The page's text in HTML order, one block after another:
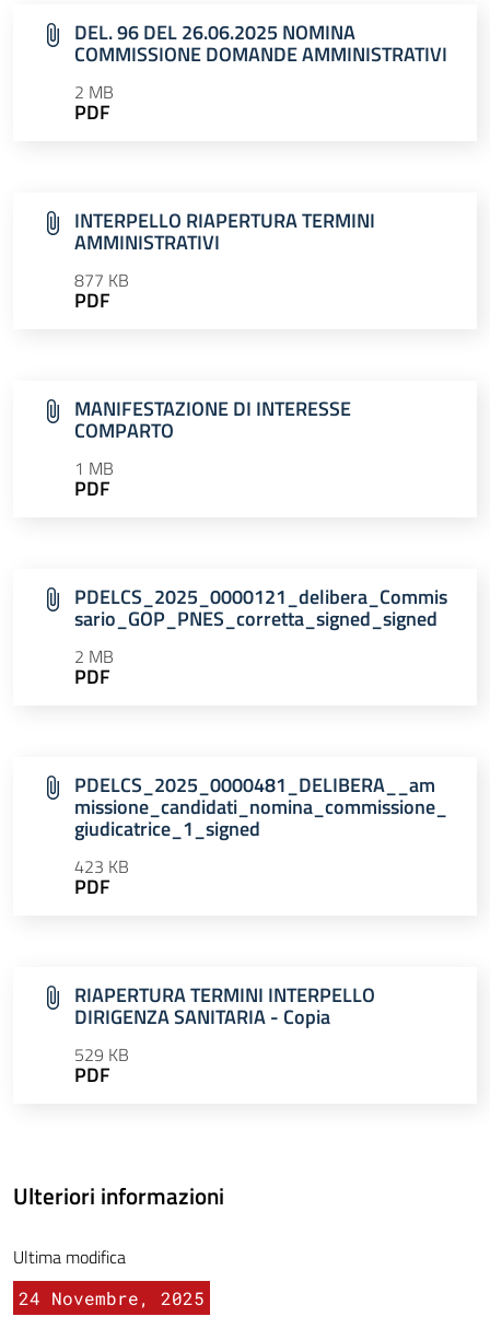
DEL. 96 DEL 26.06.2025 NOMINA
COMMISSIONE DOMANDE AMMINISTRATIVI
2 MB
PDF
INTERPELLO RIAPERTURA TERMINI
AMMINISTRATIVI
877 KB
PDF
MANIFESTAZIONE DI INTERESSE
COMPARTO
1 MB
PDF
PDELCS_2025_0000121_delibera_Commis
sario_GOP_PNES_corretta_signed_signed
2 MB
PDF
PDELCS_2025_0000481_DELIBERA__am
missione_candidati_nomina_commissione_
giudicatrice_1_signed
423 KB
PDF
RIAPERTURA TERMINI INTERPELLO
DIRIGENZA SANITARIA - Copia
529 KB
PDF
Ulteriori informazioni
Ultima modifica
24 Novembre, 2025